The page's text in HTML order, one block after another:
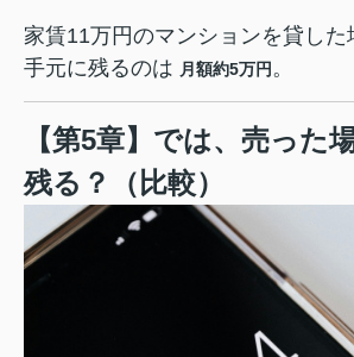
家賃11万円のマンションを貸した
手元に残るのは 月額約5万円 。
【第5章】では、売った
残る？（比較）